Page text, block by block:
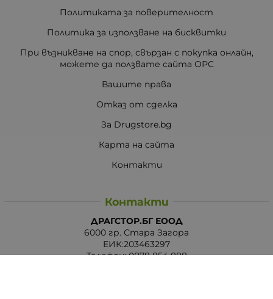
Политиката за поверителност
Политика за използване на бисквитки
При възникване на спор, свързан с покупка онлайн,
можете да ползвате сайта ОРС
Вашите права
Отказ от сделка
За Drugstore.bg
Карта на сайта
Контакти
Контакти
ДРАГСТОР.БГ ЕООД
6000 гр. Стара Загора
ЕИК:203463297
Телефон:0878 854 888